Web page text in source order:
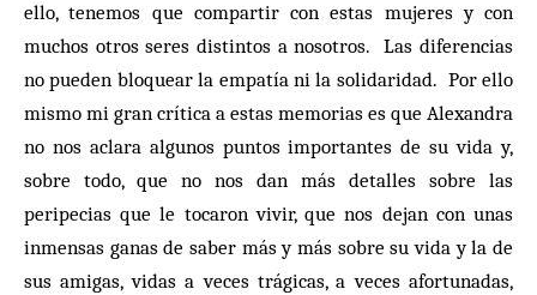
ello, tenemos que compartir con estas mujeres y con
muchos otros seres distintos a nosotros. Las diferencias
no pueden bloquear la empatía ni la solidaridad. Por ello
mismo mi gran crítica a estas memorias es que Alexandra
no nos aclara algunos puntos importantes de su vida y,
sobre todo, que no nos dan más detalles sobre las
peripecias que le tocaron vivir, que nos dejan con unas
inmensas ganas de saber más y más sobre su vida y la de
sus amigas, vidas a veces trágicas, a veces afortunadas,